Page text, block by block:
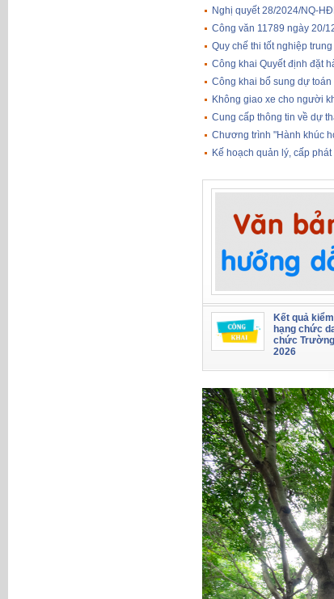
Nghị quyết 28/2024/NQ-
Công văn 11789 ngày 20/
Quy chế thi tốt nghiệp
Công khai Quyết định đặt
Công khai bổ sung dự
Không giao xe cho người
Cung cấp thông tin về dự
Chương trình "Hành khúc
Kế hoạch quản lý, cấp
Kết quả
hạng chức
chức Trường
2026